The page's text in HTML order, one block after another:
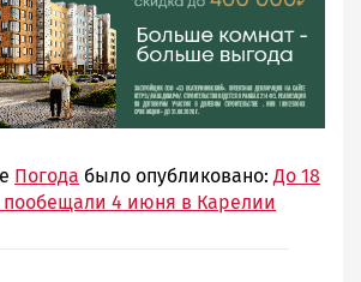
Погода было опубликовано:До 18
пообещали 4 июня в Карелии